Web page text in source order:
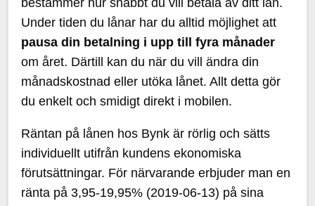
bestämmer hur snabbt du vill betala av ditt lån.
Under tiden du lånar har du alltid möjlighet att
pausa din betalning i upp till fyra månader
om året. Därtill kan du när du vill ändra din
månadskostnad eller utöka lånet. Allt detta gör
du enkelt och smidigt direkt i mobilen.
Räntan på lånen hos Bynk är rörlig och sätts
individuellt utifrån kundens ekonomiska
förutsättningar. För närvarande erbjuder man en
ränta på 3,95-19,95% (2019-06-13) på sina